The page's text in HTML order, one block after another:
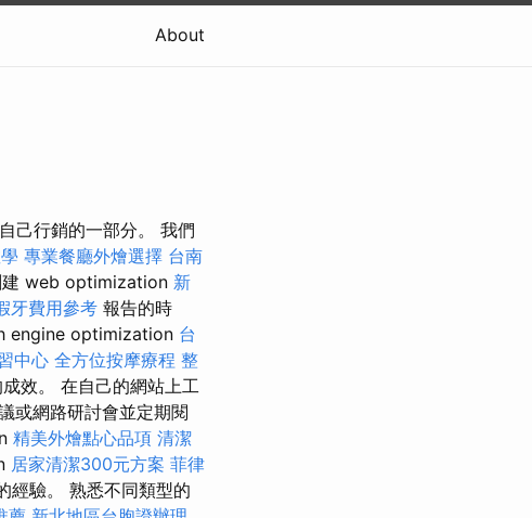
About
己行銷的一部分。 我們
專業餐廳外燴選擇 台南
建 web optimization 新
牙費用參考 報告的時
engine optimization 台
中心 全方位按摩療程 整
效。 在自己的網站上工
或網路研討會並定期閱
精美外燴點心品項 清潔
居家清潔300元方案 菲律
經驗。 熟悉不同類型的